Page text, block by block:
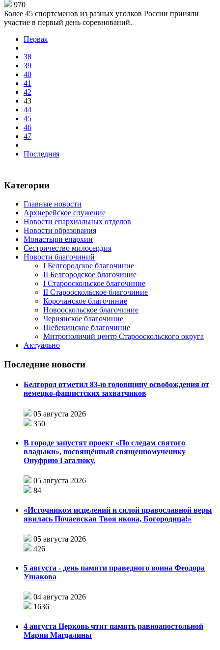
970
Более 45 спортсменов из разных уголков России приняли
участие в первый день соревнований.
Первая
38
39
40
41
42
43
44
45
46
47
Последняя
Категории
Главные новости
Архиерейское служение
Новости епархиальных отделов
Новости образования
Монастыри епархии
Сестричество милосердия
Новости благочиний
I Белгородское благочиние
II Белгородское благочиние
I Старооскольское благочиние
II Старооскольское благочиние
Корочанское благочиние
Новооскольское благочиние
Чернянское благочиние
Шебекинское благочиние
Митрополичий центр Старооскольского округа
Актуально
Последние новости
Белгород отметил 83-ю годовщину освобождения от
немецко-фашистских захватчиков
05 августа 2026
350
В городе запустят проект «По следам святого
владыки», посвящённый священномученику
Онуфрию Гагалюку.
05 августа 2026
84
«Источником исцелений и силой православной веры
явилась Почаевская Твоя икона, Богородица!»
05 августа 2026
426
5 августа - день памяти праведного воина Феодора
Ушакова
04 августа 2026
1636
4 августа Церковь чтит память равноапостольной
Марии Магдалины